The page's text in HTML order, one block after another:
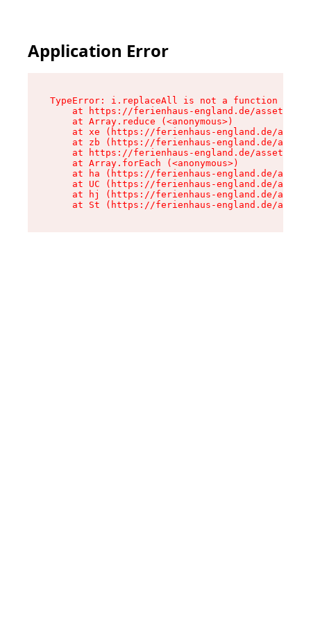
Application Error
TypeError: i.replaceAll is not a function
at https://ferienhaus-england.de/assets/
    at Array.reduce (<anonymous>)
at xe (https://ferienhaus-england.de/
at zb (https://ferienhaus-england.de/
at https://ferienhaus-england.de/assets/
    at Array.forEach (<anonymous>)
at ha (https://ferienhaus-england.de/
at UC (https://ferienhaus-england.de/
at hj (https://ferienhaus-england.de/
at St (https://ferienhaus-england.de/